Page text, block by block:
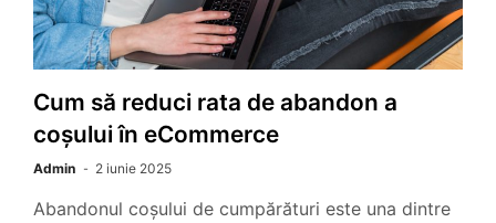
Cum să reduci rata de abandon a
coșului în eCommerce
Admin 2 iunie 2025
Abandonul coșului de cumpărături este una dintre